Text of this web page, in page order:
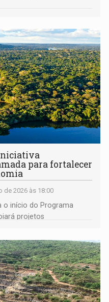
Iniciativa
para fortalecer
de 2026 às 18:00
o início do Programa
projetos
ser feita até 1º de